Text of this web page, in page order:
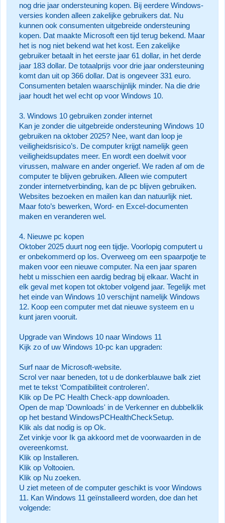
nog drie jaar ondersteuning kopen. Bij eerdere Windows-
versies konden alleen zakelijke gebruikers dat. Nu
kunnen ook consumenten uitgebreide ondersteuning
kopen. Dat maakte Microsoft een tijd terug bekend. Maar
het is nog niet bekend wat het kost. Een zakelijke
gebruiker betaalt in het eerste jaar 61 dollar, in het derde
jaar 183 dollar. De totaalprijs voor drie jaar ondersteuning
komt dan uit op 366 dollar. Dat is ongeveer 331 euro.
Consumenten betalen waarschijnlijk minder. Na die drie
jaar houdt het wel echt op voor Windows 10.
3. Windows 10 gebruiken zonder internet
Kan je zonder die uitgebreide ondersteuning Windows 10
gebruiken na oktober 2025? Nee, want dan loop je
veiligheidsrisico’s. De computer krijgt namelijk geen
veiligheidsupdates meer. En wordt een doelwit voor
virussen, malware en ander ongerief. We raden af om de
computer te blijven gebruiken. Alleen wie computert
zonder internetverbinding, kan de pc blijven gebruiken.
Websites bezoeken en mailen kan dan natuurlijk niet.
Maar foto’s bewerken, Word- en Excel-documenten
maken en veranderen wel.
4. Nieuwe pc kopen
Oktober 2025 duurt nog een tijdje. Voorlopig computert u
er onbekommerd op los. Overweeg om een spaarpotje te
maken voor een nieuwe computer. Na een jaar sparen
hebt u misschien een aardig bedrag bij elkaar. Wacht in
elk geval met kopen tot oktober volgend jaar. Tegelijk met
het einde van Windows 10 verschijnt namelijk Windows
12. Koop een computer met dat nieuwe systeem en u
kunt jaren vooruit.
Upgrade van Windows 10 naar Windows 11
Kijk zo of uw Windows 10-pc kan upgraden:
Surf naar de Microsoft-website.
Scrol ver naar beneden, tot u de donkerblauwe balk ziet
met te tekst ‘Compatibiliteit controleren’.
Klik op De PC Health Check-app downloaden.
Open de map 'Downloads' in de Verkenner en dubbelklik
op het bestand WindowsPCHealthCheckSetup.
Klik als dat nodig is op Ok.
Zet vinkje voor Ik ga akkoord met de voorwaarden in de
overeenkomst.
Klik op Installeren.
Klik op Voltooien.
Klik op Nu zoeken.
U ziet meteen of de computer geschikt is voor Windows
11. Kan Windows 11 geïnstalleerd worden, doe dan het
volgende: